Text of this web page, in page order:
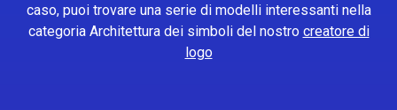
caso, puoi trovare una serie di modelli interessanti nella
categoria Architettura dei simboli del nostro creatore di
logo